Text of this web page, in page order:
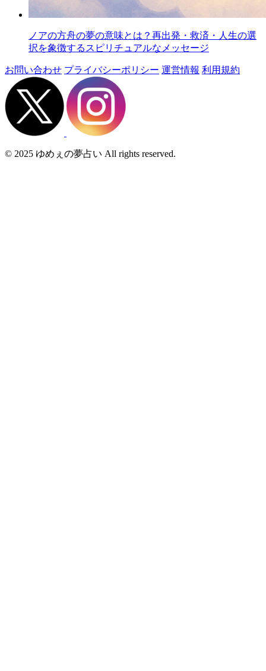
ノアの方舟の夢の意味とは？再出発・救済・人生の選
択を象徴するスピリチュアルなメッセージ
お問い合わせ プライバシーポリシー 運営情報 利用規約
© 2025 ゆめぇの夢占い All rights reserved.